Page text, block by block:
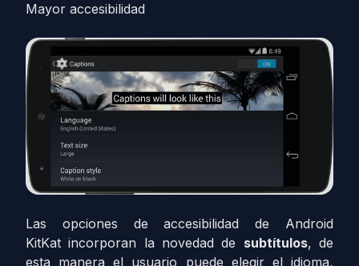
Mayor accesibilidad
Las opciones de accesibilidad de Android
KitKat incorporan la novedad de subtítulos, de
esta manera el usuario puede elegir el idioma,